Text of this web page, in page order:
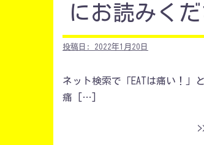
にお読みくだ
投稿日: 2022年1月20日
ネット検索で「EATは痛い！」
痛 […]